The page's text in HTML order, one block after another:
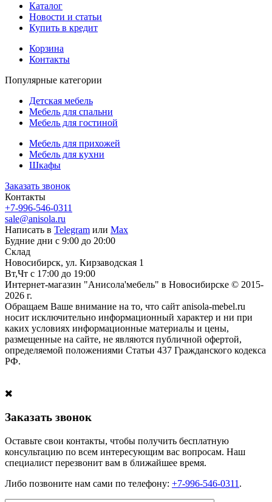
Каталог
Новости и статьи
Купить в кредит
Корзина
Контакты
Популярные категории
Детская мебель
Мебель для спальни
Мебель для гостиной
Мебель для прихожей
Мебель для кухни
Шкафы
Заказать звонок
Контакты
+7-996-546-0311
sale@anisola.ru
Написать в Telegram или Max
Будние дни с 9:00 до 20:00
Склад
Новосибирск, ул. Кирзаводская 1
Вт,Чт с 17:00 до 19:00
Интернет-магазин "Анисола'мебель" в Новосибирске © 2015-
2026 г.
Обращаем Ваше внимание на то, что сайт anisola-mebel.ru
носит исключительно информационный характер и ни при
каких условиях информационные материалы и цены,
размещенные на сайте, не являются публичной офертой,
определяемой положениями Статьи 437 Гражданского кодекса
РФ.
Заказать звонок
Оставьте свои контакты, чтобы получить бесплатную
консультацию по всем интересующим вас вопросам. Наш
специалист перезвонит вам в ближайшее время.
Либо позвоните нам сами по телефону: +7-996-546-0311 .